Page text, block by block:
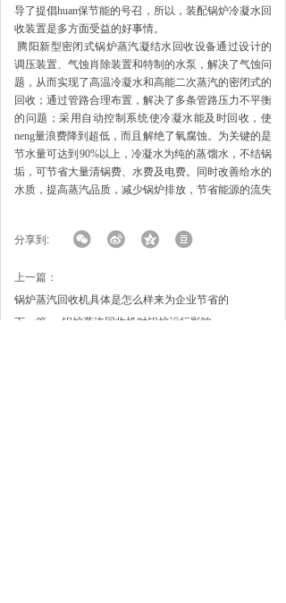
导了提倡huan保节能的号召，所以，装配锅炉冷凝水回
收装置是多方面受益的好事情。
腾阳新型密闭式锅炉蒸汽凝结水回收设备通过设计的
调压装置、气蚀肖除装置和特制的水泵，解决了气蚀问
题，从而实现了高温冷凝水和高能二次蒸汽的密闭式的
回收；通过管路合理布置，解决了多条管路压力不平衡
的问题；采用自动控制系统使冷凝水能及时回收，使
neng量浪费降到超低，而且解绝了氧腐蚀。为关键的是
节水量可达到 90%以上，冷凝水为纯的蒸馏水，不结锅
垢，可节省大量清锅费、水费及电费。同时改善给水的
水质，提高蒸汽品质，减少锅炉排放，节省能源的流失
分享到:
上一篇：
锅炉蒸汽回收机具体是怎么样来为企业节省的
下一篇：
锅炉蒸汽回收机对锅炉运行影响